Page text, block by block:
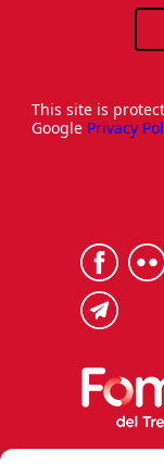
This site is
Google Privacy